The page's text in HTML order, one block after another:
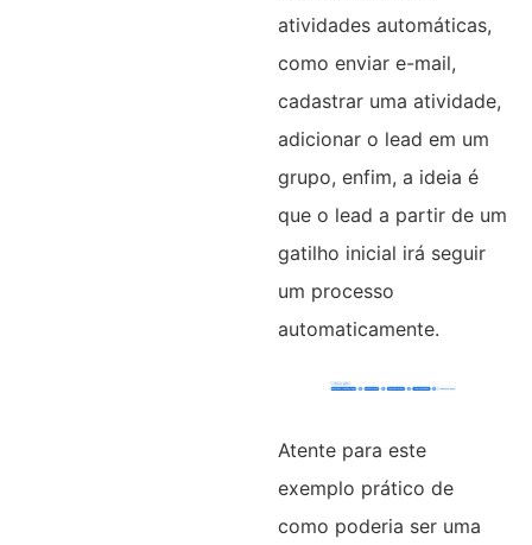
atividades automáticas,
como enviar e-mail,
cadastrar uma atividade,
adicionar o lead em um
grupo, enfim, a ideia é
que o lead a partir de um
gatilho inicial irá seguir
um processo
automaticamente.
Atente para este
exemplo prático de
como poderia ser uma